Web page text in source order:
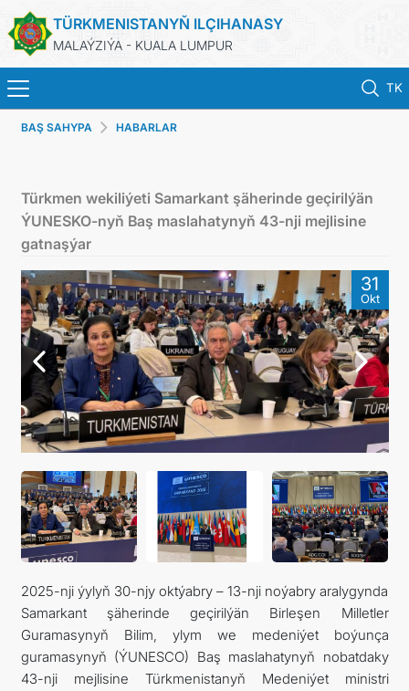
TÜRKMENISTANYŇ ILÇIHANASY
MALAÝZIÝA - KUALA LUMPUR
TK
BAŞ SAHYPA
TÜRKMENISTAN
KONSULLYK HYZMATLARY
DIM
INVEST TO TURKMENISTAN!
ARAGATNAŞYK
BAŞ SAHYPA HABARLAR
Türkmen wekiliýeti Samarkant şäherinde geçirilýän
ÝUNESKO-nyň Baş maslahatynyň 43-nji mejlisine
gatnaşýar
31
Okt
2025-nji ýylyň 30-njy oktýabry – 13-nji noýabry aralygynda
Samarkant şäherinde geçirilýän Birleşen Milletler
Guramasynyň Bilim, ylym we medeniýet boýunça
guramasynyň (ÝUNESCO) Baş maslahatynyň nobatdaky
43-nji mejlisine Türkmenistanyň Medeniýet ministri